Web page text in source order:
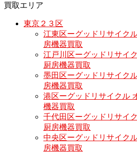
買取エリア
東京２３区
江東区ーグッドリサイク
房機器買取
江戸川区ーグッドリサイ
厨房機器買取
墨田区ーグッドリサイク
房機器買取
港区ーグッドリサイクル
機器買取
千代田区ーグッドリサイ
厨房機器買取
中央区ーグッドリサイク
房機器買取